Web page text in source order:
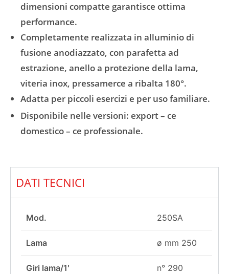
dimensioni compatte garantisce ottima
performance.
Completamente realizzata in alluminio di
fusione anodiazzato, con parafetta ad
estrazione, anello a protezione della lama,
viteria inox, pressamerce a ribalta 180°.
Adatta per piccoli esercizi e per uso familiare.
Disponibile nelle versioni: export – ce
domestico – ce professionale.
DATI TECNICI
Mod. 250SA
Lama ø mm 250
Giri lama/1′ n° 290